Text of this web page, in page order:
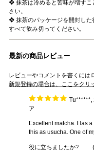
❖ 抹茶は冷めると苦味が増すこ
さい。
❖ 抹茶のパッケージを開封した
すべて飲み切ってください。
最新の商品レビュー
レビューやコメントを書くには
新規登録の場合は、ここをクリ
Tu******,
ア
Excellent matcha. Has
this as usucha. One of
役に立ちましたか?